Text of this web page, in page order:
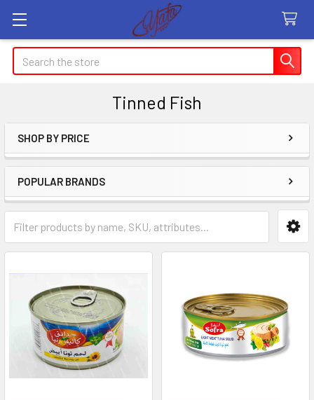
Search
Tinned Fish
Sidebar
SHOP BY PRICE
POPULAR BRANDS